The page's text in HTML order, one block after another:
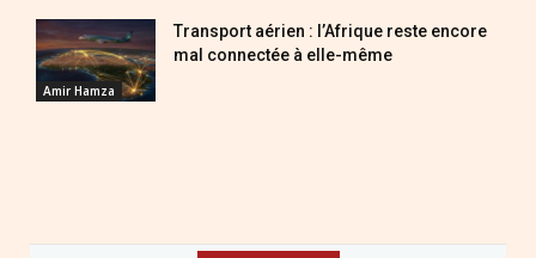
Amir Hamza
Transport aérien : l’Afrique reste encore
mal connectée à elle-même